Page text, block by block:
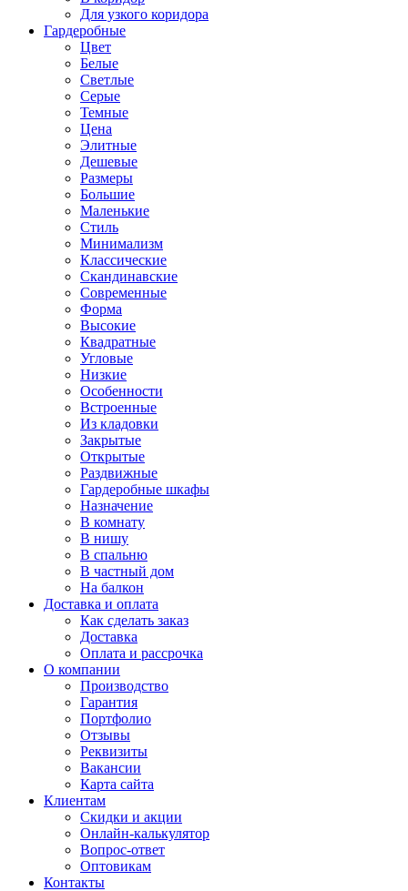
Для узкого коридора
Гардеробные
Цвет
Белые
Светлые
Серые
Темные
Цена
Элитные
Дешевые
Размеры
Большие
Маленькие
Стиль
Минимализм
Классические
Скандинавские
Современные
Форма
Высокие
Квадратные
Угловые
Низкие
Особенности
Встроенные
Из кладовки
Закрытые
Открытые
Раздвижные
Гардеробные шкафы
Назначение
В комнату
В нишу
В спальню
В частный дом
На балкон
Доставка и оплата
Как сделать заказ
Доставка
Оплата и рассрочка
О компании
Производство
Гарантия
Портфолио
Отзывы
Реквизиты
Вакансии
Карта сайта
Клиентам
Скидки и акции
Онлайн-калькулятор
Вопрос-ответ
Оптовикам
Контакты